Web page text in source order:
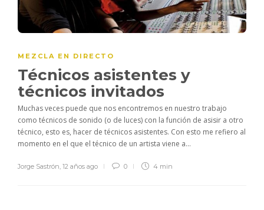
MEZCLA EN DIRECTO
Técnicos asistentes y
técnicos invitados
Muchas veces puede que nos encontremos en nuestro trabajo
como técnicos de sonido (o de luces) con la función de asisir a otro
técnico, esto es, hacer de técnicos asistentes. Con esto me refiero al
momento en el que el técnico de un artista viene a...
Jorge Sastrón, 12 años ago 0 4 min